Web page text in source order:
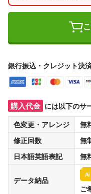
銀行振込・クレジット決
購入代金 には以下のサ
色変更・アレンジ
無
修正回数
無
日本語英語表記
無
データ納品
ご